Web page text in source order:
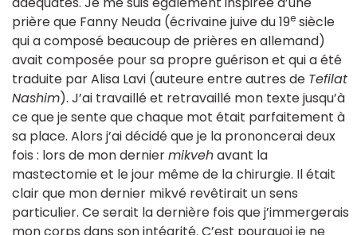
prière que Fanny Neuda (écrivaine juive du 19e siècle
qui a composé beaucoup de prières en allemand)
avait composée pour sa propre guérison et qui a été
traduite par Alisa Lavi (auteure entre autres de Tefilat
Nashim). J’ai travaillé et retravaillé mon texte jusqu’à
ce que je sente que chaque mot était parfaitement à
sa place. Alors j’ai décidé que je la prononcerai deux
fois : lors de mon derniermikvehavant la
mastectomie et le jour même de la chirurgie. Il était
clair que mon dernier mikvé revêtirait un sens
particulier. Ce serait la dernière fois que j’immergerais